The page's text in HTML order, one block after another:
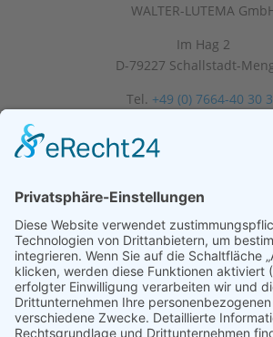
WALTER-LUTEMA
Im Hag 2
D-79227 Schallstadt-
Tel. +49 (0) 7664-40 30
info@walter-lutema.de
Links
Startseite
Über uns
Gewerbekunden
Privatkunden
Marktpartner
Service